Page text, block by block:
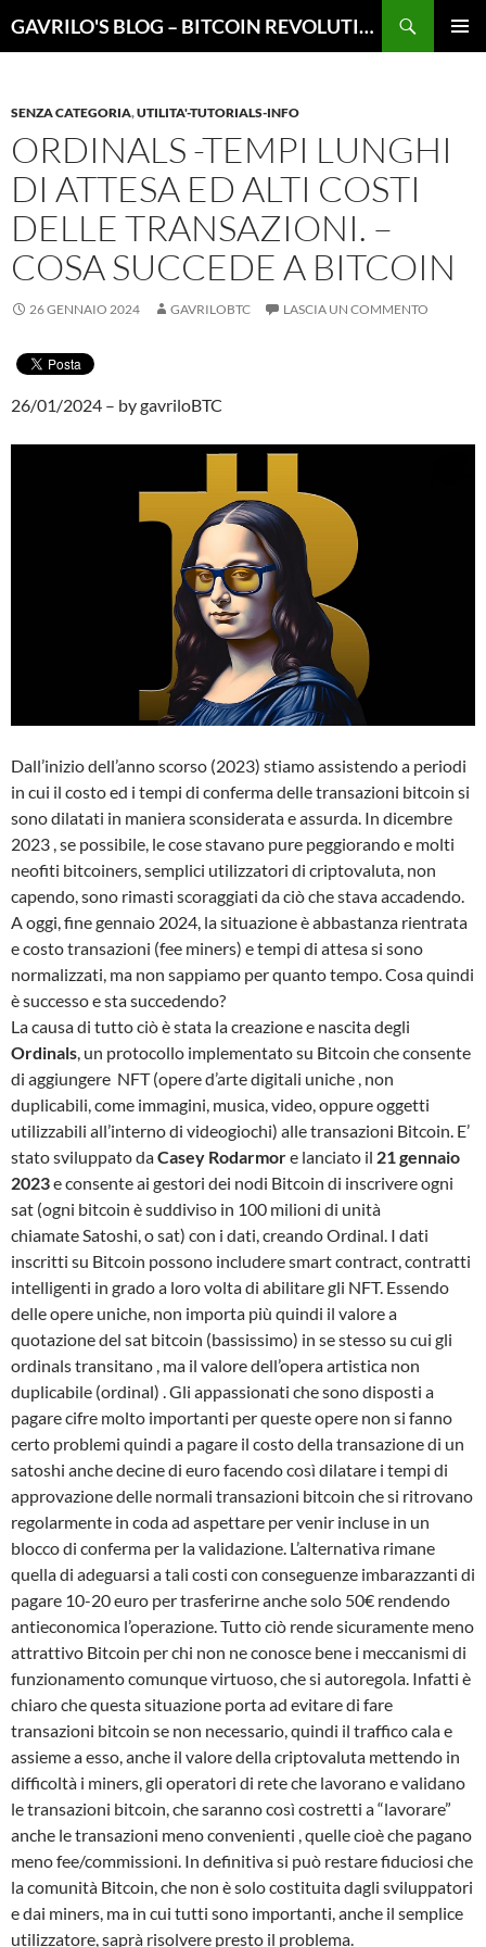
GAVRILO'S BLOG – BITCOIN REVOLUTION
SENZA CATEGORIA,UTILITA'-TUTORIALS-INFO
ORDINALS -TEMPI LUNGHI
DI ATTESA ED ALTI COSTI
DELLE TRANSAZIONI. –
COSA SUCCEDE A BITCOIN
26 GENNAIO 2024 GAVRILOBTC LASCIA UN COMMENTO
26/01/2024 – by gavriloBTC
Dall’inizio dell’anno scorso (2023) stiamo assistendo a periodi
in cui il costo ed i tempi di conferma delle transazioni bitcoin si
sono dilatati in maniera sconsiderata e assurda. In dicembre
2023 , se possibile, le cose stavano pure peggiorando e molti
neofiti bitcoiners, semplici utilizzatori di criptovaluta, non
capendo, sono rimasti scoraggiati da ciò che stava accadendo.
A oggi, fine gennaio 2024, la situazione è abbastanza rientrata
e costo transazioni (fee miners) e tempi di attesa si sono
normalizzati, ma non sappiamo per quanto tempo. Cosa quindi
è successo e sta succedendo?
La causa di tutto ciò è stata la creazione e nascita degli
Ordinals , un protocollo implementato su Bitcoin che consente
di aggiungere NFT (opere d’arte digitali uniche , non
duplicabili, come immagini, musica, video, oppure oggetti
utilizzabili all’interno di videogiochi) alle transazioni Bitcoin. E’
stato sviluppato daCasey Rodarmore lanciato il 21 gennaio
2023e consente ai gestori dei nodi Bitcoin di inscrivere ogni
sat (ogni bitcoin è suddiviso in 100 milioni di unità
chiamate Satoshi, o sat) con i dati, creando Ordinal. I dati
inscritti su Bitcoin possono includere smart contract, contratti
intelligenti in grado a loro volta di abilitare gli NFT. Essendo
delle opere uniche, non importa più quindi il valore a
quotazione del sat bitcoin (bassissimo) in se stesso su cui gli
ordinals transitano , ma il valore dell’opera artistica non
duplicabile (ordinal) . Gli appassionati che sono disposti a
pagare cifre molto importanti per queste opere non si fanno
certo problemi quindi a pagare il costo della transazione di un
satoshi anche decine di euro facendo così dilatare i tempi di
approvazione delle normali transazioni bitcoin che si ritrovano
regolarmente in coda ad aspettare per venir incluse in un
blocco di conferma per la validazione. L’alternativa rimane
quella di adeguarsi a tali costi con conseguenze imbarazzanti di
pagare 10-20 euro per trasferirne anche solo 50€ rendendo
antieconomica l’operazione. Tutto ciò rende sicuramente meno
attrattivo Bitcoin per chi non ne conosce bene i meccanismi di
funzionamento comunque virtuoso, che si autoregola. Infatti è
chiaro che questa situazione porta ad evitare di fare
transazioni bitcoin se non necessario, quindi il traffico cala e
assieme a esso, anche il valore della criptovaluta mettendo in
difficoltà i miners, gli operatori di rete che lavorano e validano
le transazioni bitcoin, che saranno così costretti a “lavorare”
anche le transazioni meno convenienti , quelle cioè che pagano
meno fee/commissioni. In definitiva si può restare fiduciosi che
la comunità Bitcoin, che non è solo costituita dagli sviluppatori
e dai miners, ma in cui tutti sono importanti, anche il semplice
utilizzatore, saprà risolvere presto il problema.